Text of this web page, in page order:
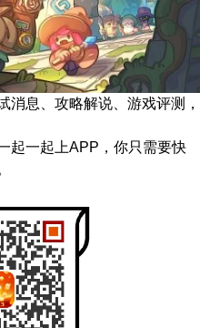
消息、攻略解说、游戏评测，
起一起上APP，你只需要快